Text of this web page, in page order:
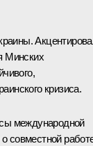
Минских
кризиса.
международной
совместной